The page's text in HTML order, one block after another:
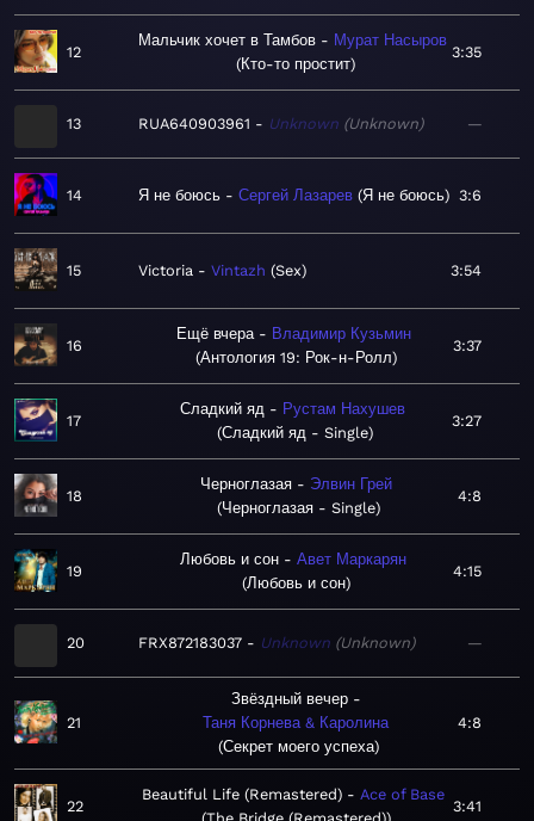
12
Мальчик хочет в Тамбов
Мурат Насыров
Кто-то простит
3:35
13 RUA640903961 Unknown Unknown —
14 Я не боюсь Сергей Лазарев Я не боюсь 3:6
15 Victoria Vintazh Sex 3:54
16
Ещё вчера
Владимир Кузьмин
Антология 19: Рок-н-Ролл
3:37
17
Сладкий яд
Рустам Нахушев
Сладкий яд - Single
3:27
18
Черноглазая
Элвин Грей
Черноглазая - Single
4:8
19
Любовь и сон
Авет Маркарян
Любовь и сон
4:15
20 FRX872183037 Unknown Unknown —
21
Звёздный вечер
Таня Корнева & Каролина
Секрет моего успеха
4:8
22
Beautiful Life (Remastered)
Ace of Base
3:41